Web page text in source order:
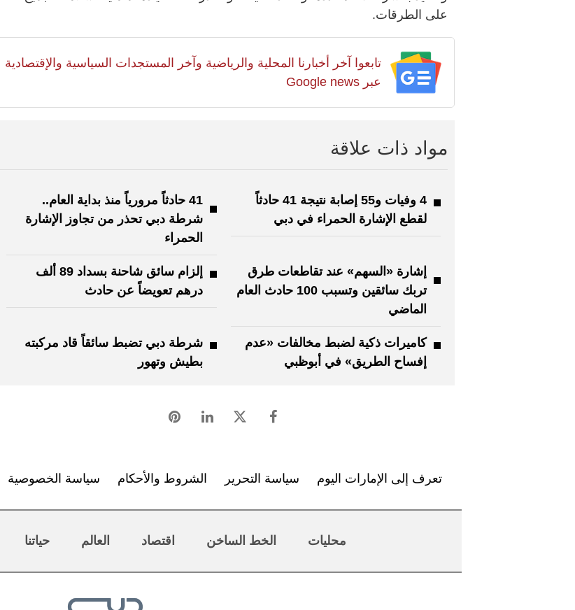
على الطرقات.
تابعوا آخر أخبارنا المحلية والرياضية وآخر المستجدات السياسية والإقتصادية
عبر Google news
مواد ذات علاقة
4 وفيات و55 إصابة نتيجة 41 حادثاً
لقطع الإشارة الحمراء في دبي
41 حادثاً مرورياً منذ بداية العام..
شرطة دبي تحذر من تجاوز الإشارة
الحمراء
إشارة «السهم» عند تقاطعات طرق
تربك سائقين وتسبب 100 حادث العام
الماضي
إلزام سائق شاحنة بسداد 89 ألف
درهم تعويضاً عن حادث
كاميرات ذكية لضبط مخالفات «عدم
إفساح الطريق» في أبوظبي
شرطة دبي تضبط سائقاً قاد مركبته
بطيش وتهور
تعرف إلى الإمارات اليوم سياسة التحرير الشروط والأحكام سياسة الخصوصية
محليات الخط الساخن اقتصاد العالم حياتنا